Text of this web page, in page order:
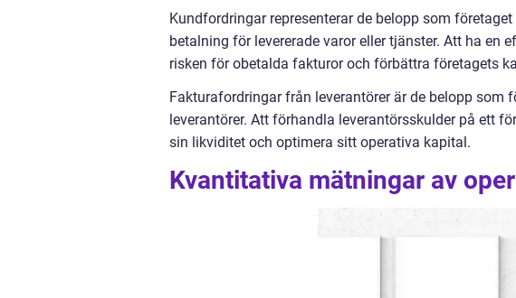
Kundfordringar representerar de belopp som
betalning för levererade varor eller tjänster. Att ha
risken för obetalda fakturor och förbättra företagets
Fakturafordringar från leverantörer är de belopp som
leverantörer. Att förhandla leverantörsskulder på ett
sin likviditet och optimera sitt operativa kapital.
Kvantitativa mätningar av